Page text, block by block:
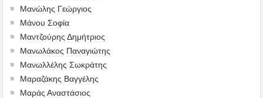
Μανώλης Γεώργιος
Μάνου Σοφία
Μαντζούρης Δημήτριος
Μανωλάκος Παναγιώτης
Μανωλλέλης Σωκράτης
Μαραζάκης Βαγγέλης
Μαράς Αναστάσιος